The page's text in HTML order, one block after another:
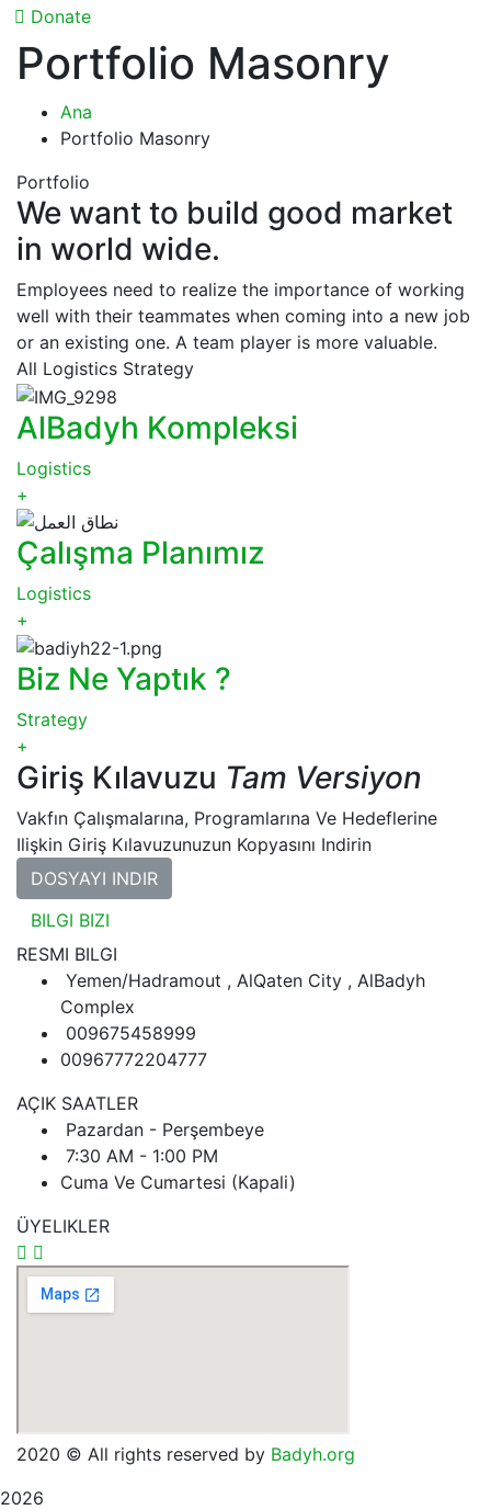
Donate
Portfolio Masonry
Ana
Portfolio Masonry
Portfolio
We want to build good market
in world wide.
Employees need to realize the importance of working
well with their teammates when coming into a new job
or an existing one. A team player is more valuable.
All Logistics Strategy
AlBadyh Kompleksi
Logistics
+
Çalışma Planımız
Logistics
+
Biz Ne Yaptık ?
Strategy
+
Giriş Kılavuzu Tam Versiyon
Vakfın Çalışmalarına, Programlarına Ve Hedeflerine
Ilişkin Giriş Kılavuzunuzun Kopyasını Indirin
DOSYAYI INDIR
BILGI BIZI
RESMI BILGI
Yemen/Hadramout , AlQaten City , AlBadyh
Complex
009675458999
00967772204777
AÇIK SAATLER
Pazardan - Perşembeye
7:30 AM - 1:00 PM
Cuma Ve Cumartesi (Kapali)
ÜYELIKLER
2020 © All rights reserved by Badyh.org
2026